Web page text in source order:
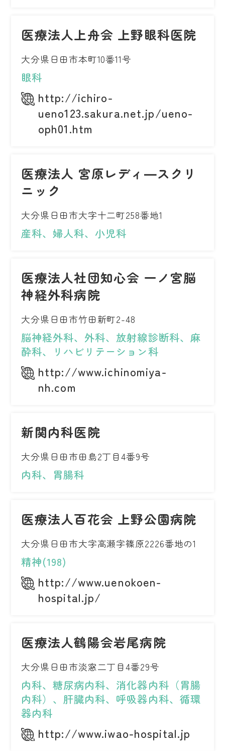
医療法人上舟会 上野眼科医院
大分県日田市本町10番11号
眼科
http://ichiro-
ueno123.sakura.net.jp/ueno-
oph01.htm
医療法人 宮原レディ―スクリ
ニック
大分県日田市大字十二町258番地1
産科、婦人科、小児科
医療法人社団知心会 一ノ宮脳
神経外科病院
大分県日田市竹田新町2-48
脳神経外科、外科、放射線診断科、麻
酔科、リハビリテーション科
http://www.ichinomiya-
nh.com
新関内科医院
大分県日田市田島2丁目4番9号
内科、胃腸科
医療法人百花会 上野公園病院
大分県日田市大字高瀬字篠原2226番地の1
精神(198)
http://www.uenokoen-
hospital.jp/
医療法人鶴陽会岩尾病院
大分県日田市淡窓二丁目4番29号
内科、糖尿病内科、消化器内科（胃腸
内科）、肝臓内科、呼吸器内科、循環
器内科
http://www.iwao-hospital.jp